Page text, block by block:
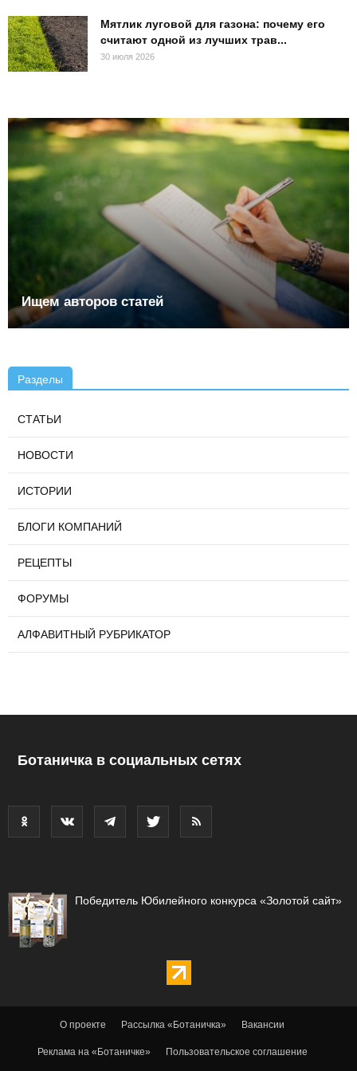
Мятлик луговой для газона: почему его
считают одной из лучших трав...
30 июля 2026
Ищем авторов статей
Разделы
СТАТЬИ
НОВОСТИ
ИСТОРИИ
БЛОГИ КОМПАНИЙ
РЕЦЕПТЫ
ФОРУМЫ
АЛФАВИТНЫЙ РУБРИКАТОР
Ботаничка в социальных сетях
Победитель Юбилейного конкурса «Золотой сайт»
О проекте Рассылка «Ботаничка» Вакансии
Реклама на «Ботаничке» Пользовательское соглашение